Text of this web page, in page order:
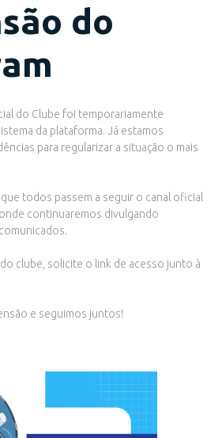
do
do Clube foi temporariamente
da plataforma. Já estamos
para regularizar a situação o mais
todos passem a seguir o canal oficial
continuaremos divulgando
clube, solicite o link de acesso junto à
e seguimos juntos!